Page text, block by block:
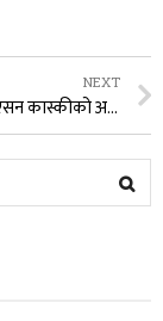
NEXT
मन्टेश्वरी एशोसिएसन कास्कीको अध्यक्षमा रितु पौडेल निर्वाचित